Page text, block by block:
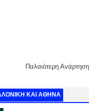
Παλαιότερη Ανάρτηση
ΚΑΙ ΑΘΗΝΑ